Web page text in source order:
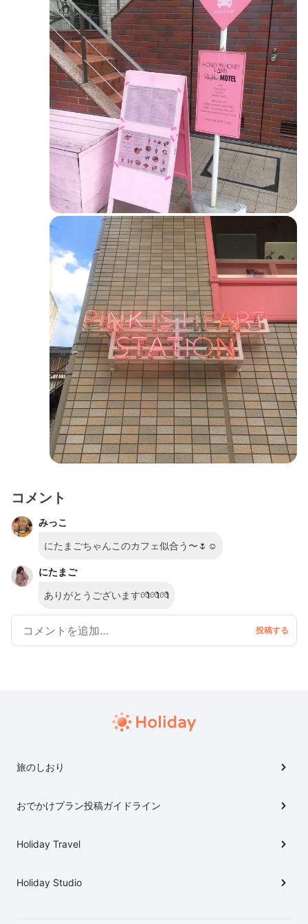
コメント
みっこ
にたまごちゃんこのカフェ似合う〜🌷☺️
にたまご
ありがとうございます💏💏💏
旅のしおり
おでかけプラン投稿ガイドライン
Holiday Travel
Holiday Studio